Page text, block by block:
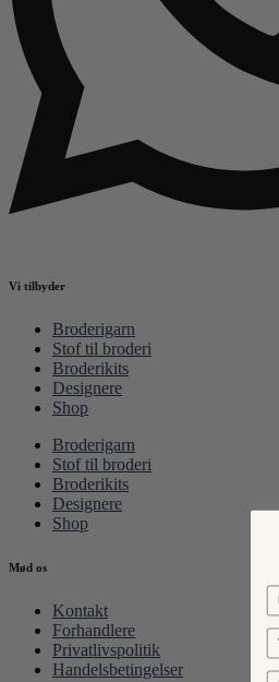
Vi tilbyder
Broderigarn
Stof til broderi
Broderikits
Designere
Shop
Broderigarn
Stof til broderi
Broderikits
Designere
Shop
Mød os
Kontakt
Forhandlere
Privatlivspolitik
Handelsbetingelser